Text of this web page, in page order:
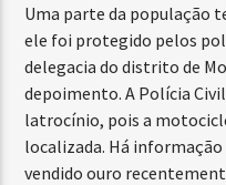
Uma parte da população
ele foi protegido pelos
delegacia do distrito de
depoimento. A Polícia
latrocínio, pois a
localizada. Há
vendido ouro